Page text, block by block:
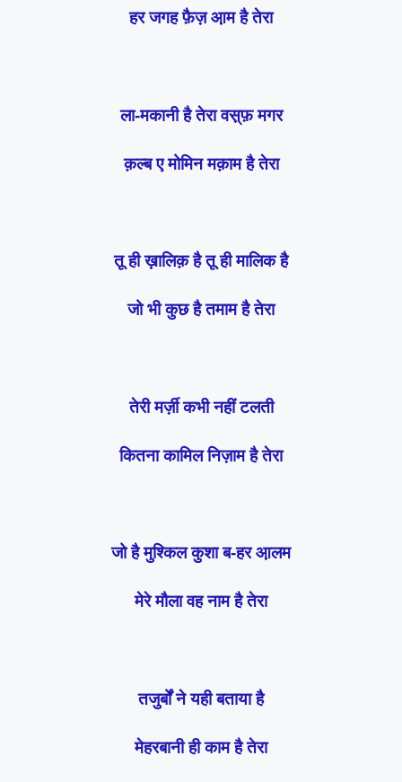
हर जगह फ़ैज़ आ़म है तेरा
ला-मकानी है तेरा वस़्फ़ मगर
क़ल्ब ए मोमिन मक़ाम है तेरा
तू ही ख़ालिक़ है तू ही मालिक है
जो भी कुछ है तमाम है तेरा
तेरी मर्ज़ी कभी नहीं टलती
कितना कामिल निज़ाम है तेरा
जो है मुश्किल कुशा ब-हर आ़लम
मेरे मौला वह नाम है तेरा
तजुर्बों ने यही बताया है
मेहरबानी ही काम है तेरा